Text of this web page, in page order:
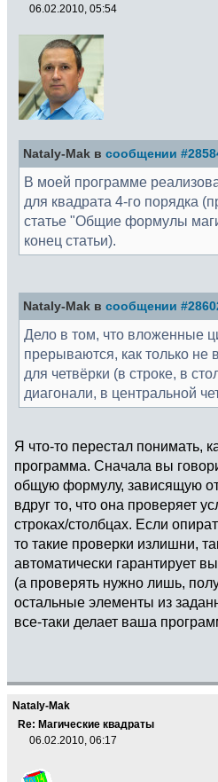
06.02.2010, 05:54
Nataly-Mak в сообщении
В моей программе
для квадрата 4-го порядка
статье "Общие формулы
конец статьи).
Nataly-Mak в сообщении
Дело в том, что вложенные
прерываются, как только не
для четвёрки (в строке, в
диагонали, в центральной
Я что-то перестал понимать,
программа. Сначала вы
общую формулу, зависящую
вдруг то, что она проверяет
строках/столбцах. Если
то такие проверки излишни,
автоматически гарантирует
(а проверять нужно лишь,
остальные элементы из
все-таки делает ваша
Nataly-Mak
Re: Магические квадраты
06.02.2010, 06:17